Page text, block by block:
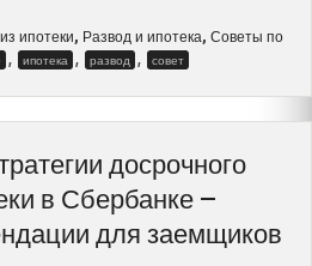
ипотеки, Развод и ипотека, Советы по
, ипотека , развод , совет
досрочного
в Сбербанке –
для заемщиков